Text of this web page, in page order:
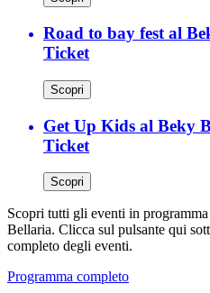
Road to bay fest al
Ticket
Scopri
Get Up Kids al Beky
Ticket
Scopri
Scopri tutti gli eventi in
Bellaria. Clicca sul pulsante qui
completo degli eventi.
Programma completo